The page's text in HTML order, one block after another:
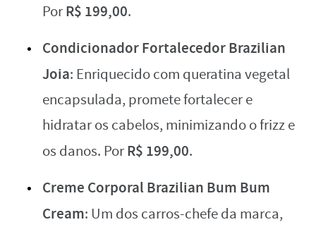
PorR$ 199,00.
Condicionador Fortalecedor Brazilian
Joia: Enriquecido com queratina vegetal
encapsulada, promete fortalecer e
hidratar os cabelos, minimizando o frizz e
os danos. PorR$ 199,00.
Creme Corporal Brazilian Bum Bum
Cream: Um dos carros-chefe da marca,